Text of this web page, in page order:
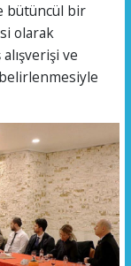
bütüncül bir
olarak
ve